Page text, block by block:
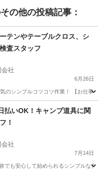
の他の投稿記事：
テンやテーブルクロス、シ
査スタッフ
社
6月26日
のシンプルコツコツ作業！ 【お仕事
払いOK！キャンプ道具に関
！
社
7月14日
でも安心して始められるシンプルな